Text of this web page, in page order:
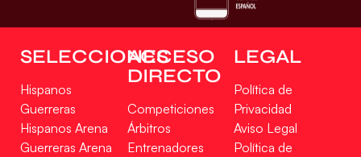
SELECCIONES
Hispanos
Guerreras
Hispanos Arena
Guerreras Arena
ACCESO
DIRECTO
Competiciones
Árbitros
Entrenadores
LEGAL
Política de
Privacidad
Aviso Legal
Política de